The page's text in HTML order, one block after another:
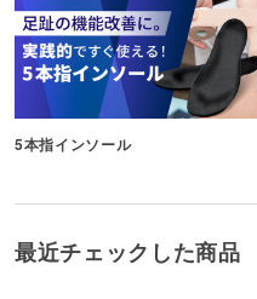
5本指インソール
最近チェックした商品